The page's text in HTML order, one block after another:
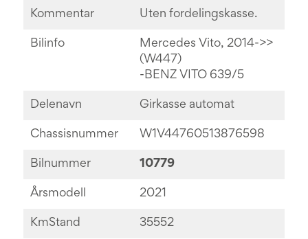
Kommentar Uten fordelingskasse.
Bilinfo
Mercedes Vito, 2014->>
(W447)
-BENZ VITO 639/5
Delenavn Girkasse automat
Chassisnummer W1V44760513876598
Bilnummer 10779
Årsmodell 2021
KmStand 35552